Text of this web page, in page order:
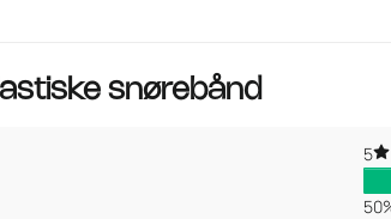
snørebånd
5